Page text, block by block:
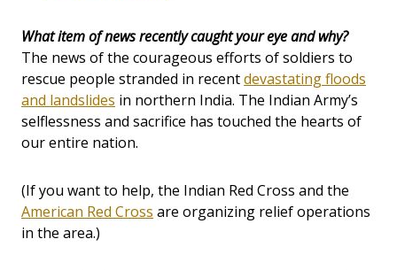
What item of news recently caught your eye and why?
The news of the courageous efforts of soldiers to
rescue people stranded in recentdevastating floods
and landslides in northern India. The Indian Army’s
selflessness and sacrifice has touched the hearts of
our entire nation.
(If you want to help, the Indian Red Cross and the
American Red Cross are organizing relief operations
in the area.)